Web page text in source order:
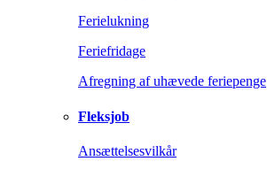
Ferielukning
Feriefridage
Afregning af uhævede feriepenge
Fleksjob
Ansættelsesvilkår